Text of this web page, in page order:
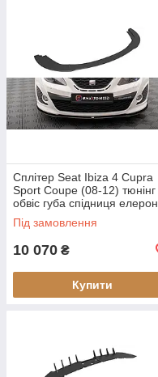
Сплітер Seat Ibiza 4 Cupra
Sport Coupe (08-12) тюнінг
обвіс губа спідниця елерон
(Street Pro)
Під замовлення
10 070 ₴
Купити